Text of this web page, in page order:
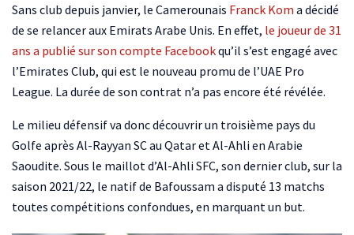
Sans club depuis janvier, le Camerounais Franck Kom a décidé
de se relancer aux Emirats Arabe Unis. En effet, le joueur de 31
ans a publié sur son compte Facebookqu’il s’est engagé avec
l’Emirates Club, qui est le nouveau promu de l’UAE Pro
League. La durée de son contrat n’a pas encore été révélée.
Le milieu défensif va donc découvrir un troisième pays du
Golfe après Al-Rayyan SC au Qatar et Al-Ahli en Arabie
Saoudite. Sous le maillot d’Al-Ahli SFC, son dernier club, sur la
saison 2021/22, le natif de Bafoussam a disputé 13 matchs
toutes compétitions confondues, en marquant un but.